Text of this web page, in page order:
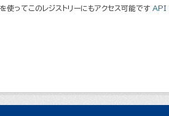
ってこのレジストリーにもアクセス可能です API